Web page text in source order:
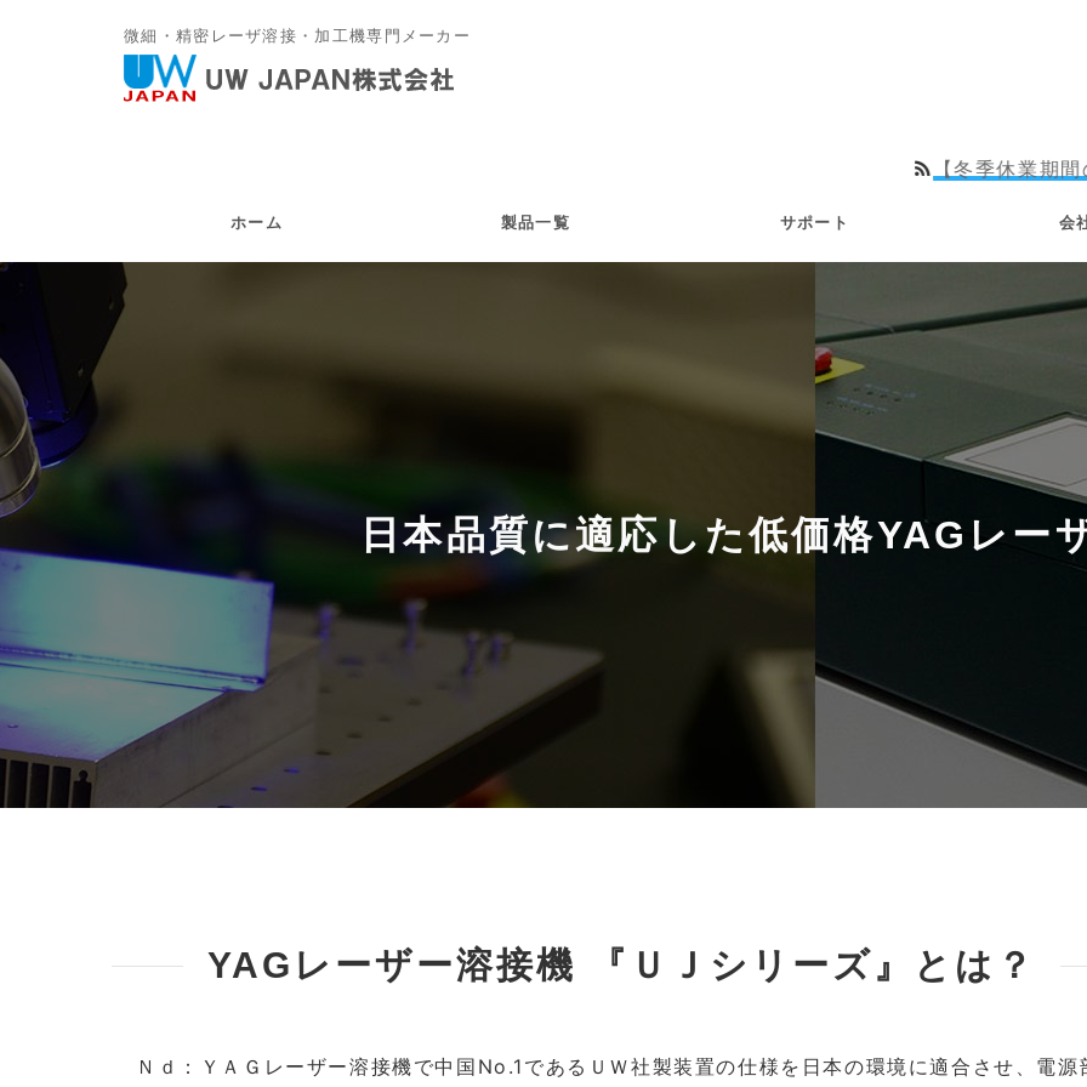
微細・精密レーザ溶接・加工機専門メーカー
【冬季休業期間のお知らせ】
ホーム 製品一覧 サポート 会
日本品質に適応した低価格YAGレー
YAGレーザー溶接機 『ＵＪシリーズ』とは？
Ｎｄ：ＹＡＧレーザー溶接機で中国No.1であるＵＷ社製装置の仕様を日本の環境に適合させ、電源